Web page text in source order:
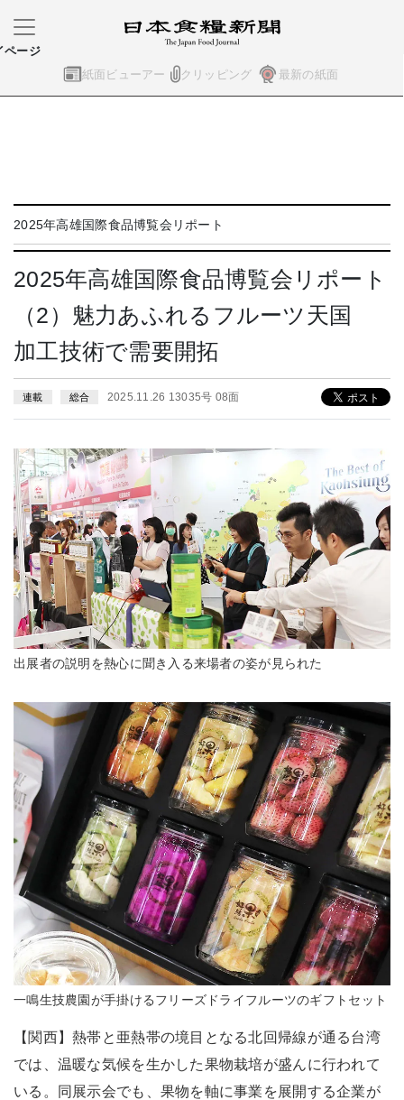
紙面ビューアー クリッピング 最新の紙面
ページ
2025年高雄国際食品博覧会リポート
2025年高雄国際食品博覧会リポート
（2）魅力あふれるフルーツ天国
加工技術で需要開拓
連載 総合 2025.11.26 13035号 08面
出展者の説明を熱心に聞き入る来場者の姿が見られた
一鳴生技農園が手掛けるフリーズドライフルーツのギフトセット
【関西】熱帯と亜熱帯の境目となる北回帰線が通る台湾
では、温暖な気候を生かした果物栽培が盛んに行われて
いる。同展示会でも、果物を軸に事業を展開する企業が